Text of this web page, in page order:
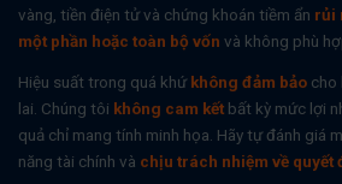
vàng, tiền điện tử và chứng khoán tiềm ẩn rủi
một phần hoặc toàn bộ vốn và không phù
Hiệu suất trong quá khứ không đảm bảo cho
lai. Chúng tôi không cam kết bất kỳ mức lợi
quả chỉ mang tính minh họa. Hãy tự đánh giá
năng tài chính và chịu trách nhiệm về quyết